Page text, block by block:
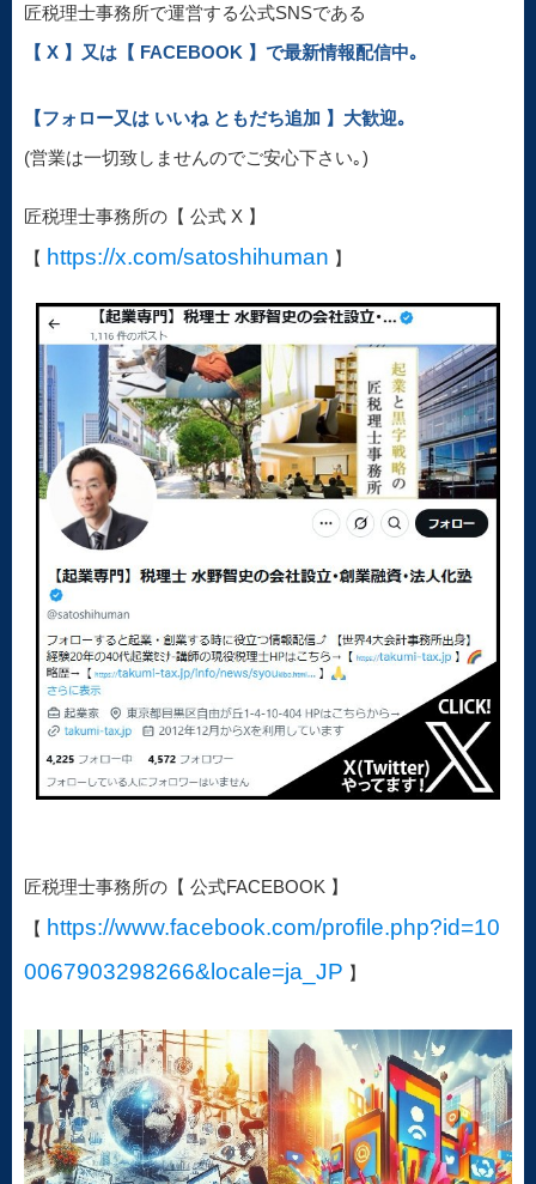
匠税理士事務所で運営する公式SNSである
【 X 】又は【 FACEBOOK 】で最新情報配信中｡
【フォロー又は いいね ともだち追加 】大歓迎｡
(営業は一切致しませんのでご安心下さい｡)
匠税理士事務所の【 公式 X 】
【 https://x.com/satoshihuman 】
匠税理士事務所の【 公式FACEBOOK 】
【 https://www.facebook.com/profile.php?id=10
0067903298266&locale=ja_JP 】